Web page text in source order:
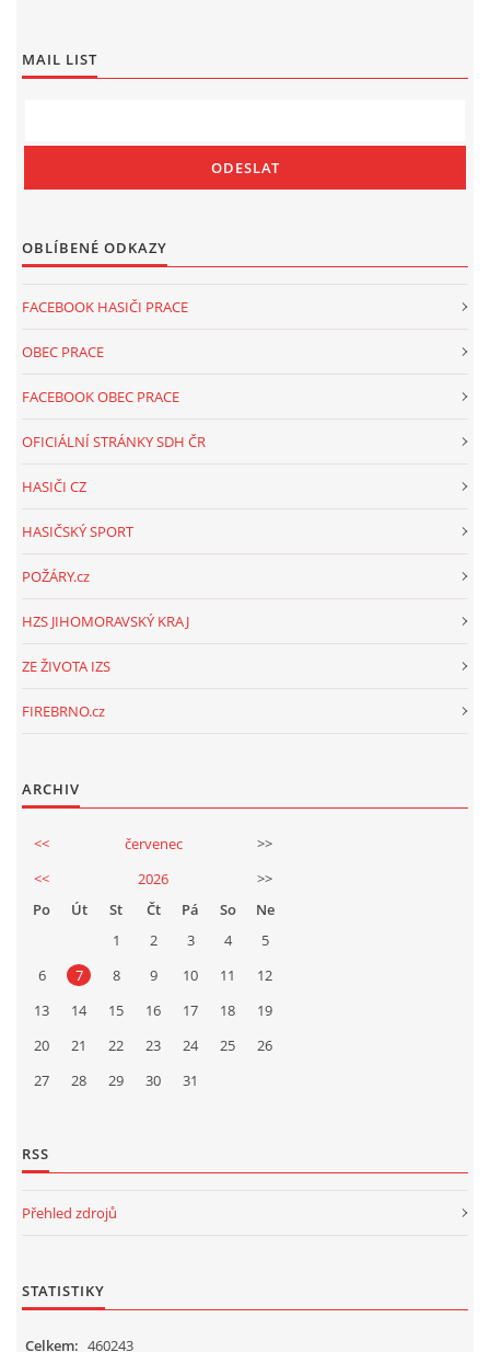
MAIL LIST
OBLÍBENÉ ODKAZY
FACEBOOK HASIČI PRACE
OBEC PRACE
FACEBOOK OBEC PRACE
OFICIÁLNÍ STRÁNKY SDH ČR
HASIČI CZ
HASIČSKÝ SPORT
POŽÁRY.cz
HZS JIHOMORAVSKÝ KRAJ
ZE ŽIVOTA IZS
FIREBRNO.cz
ARCHIV
<< červenec
>>
<<
2026
>>
Po
Út St Čt Pá So
Ne
1
2 3 4
5
6
7 8 9 10 11
12
13
14 15 16 17 18
19
20
21 22 23 24 25
26
27
28 29 30 31
RSS
Přehled zdrojů
STATISTIKY
Celkem: 460243